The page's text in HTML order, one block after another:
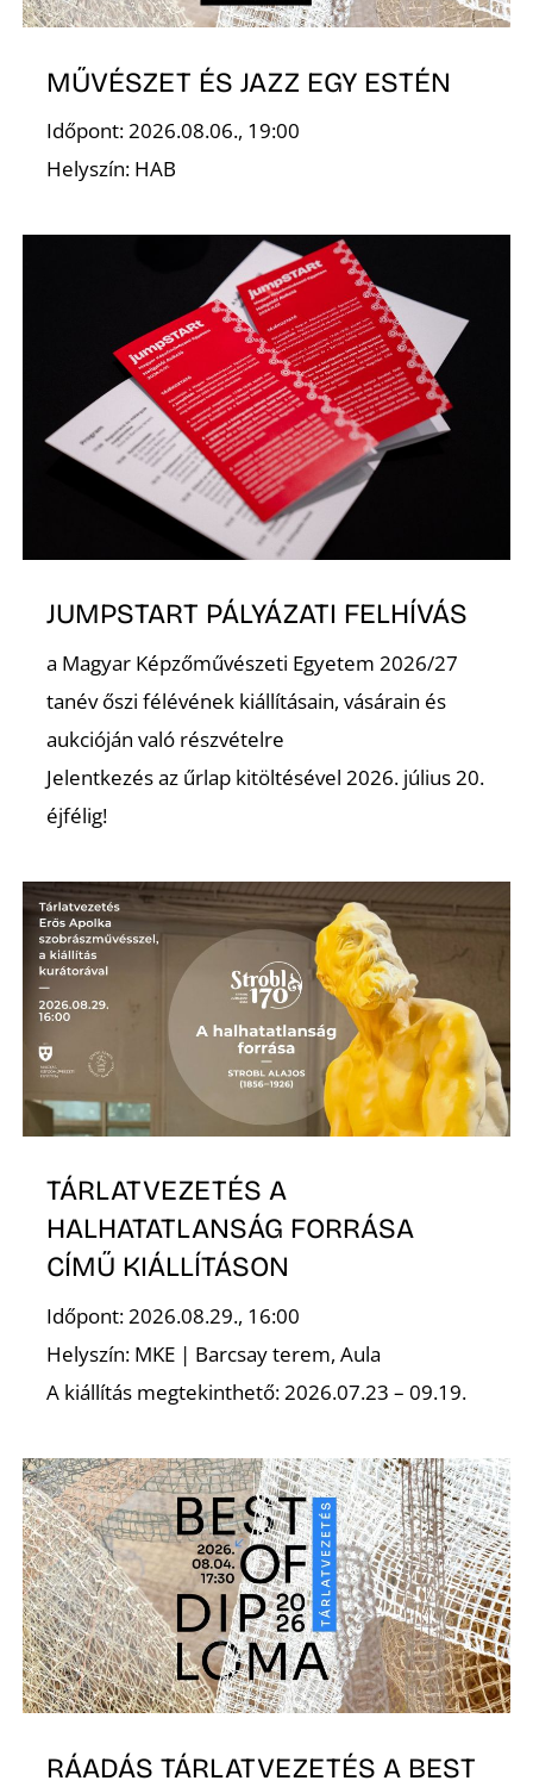
MŰVÉSZET ÉS JAZZ EGY ESTÉN
Időpont: 2026.08.06., 19:00
Helyszín: HAB
JUMPSTART PÁLYÁZATI FELHÍVÁS
a Magyar Képzőművészeti Egyetem 2026/27
tanév őszi félévének kiállításain, vásárain és
aukcióján való részvételre
Jelentkezés az űrlap kitöltésével 2026. július 20.
éjfélig!
TÁRLATVEZETÉS A
HALHATATLANSÁG FORRÁSA
CÍMŰ KIÁLLÍTÁSON
Időpont: 2026.08.29., 16:00
Helyszín: MKE | Barcsay terem, Aula
A kiállítás megtekinthető: 2026.07.23 – 09.19.
RÁADÁS TÁRLATVEZETÉS A BEST